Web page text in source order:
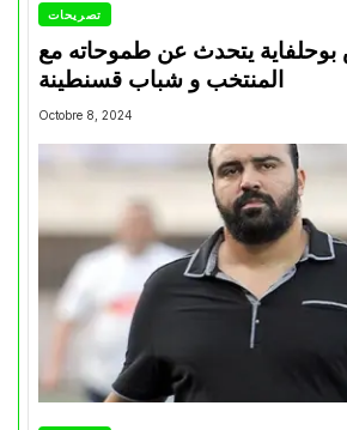
تصريحات
بوحلفاية يتحدث عن طموحاته مع
المنتخب و شباب قسنطينة
Octobre 8, 2024